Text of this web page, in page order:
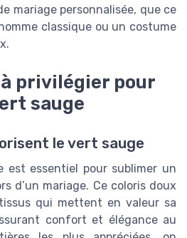
mariage personnalisée, que ce
classique ou un costume
privilégier pour
sauge
le vert sauge
est essentiel pour sublimer un
d’un mariage. Ce coloris doux
qui mettent en valeur sa
confort et élégance au